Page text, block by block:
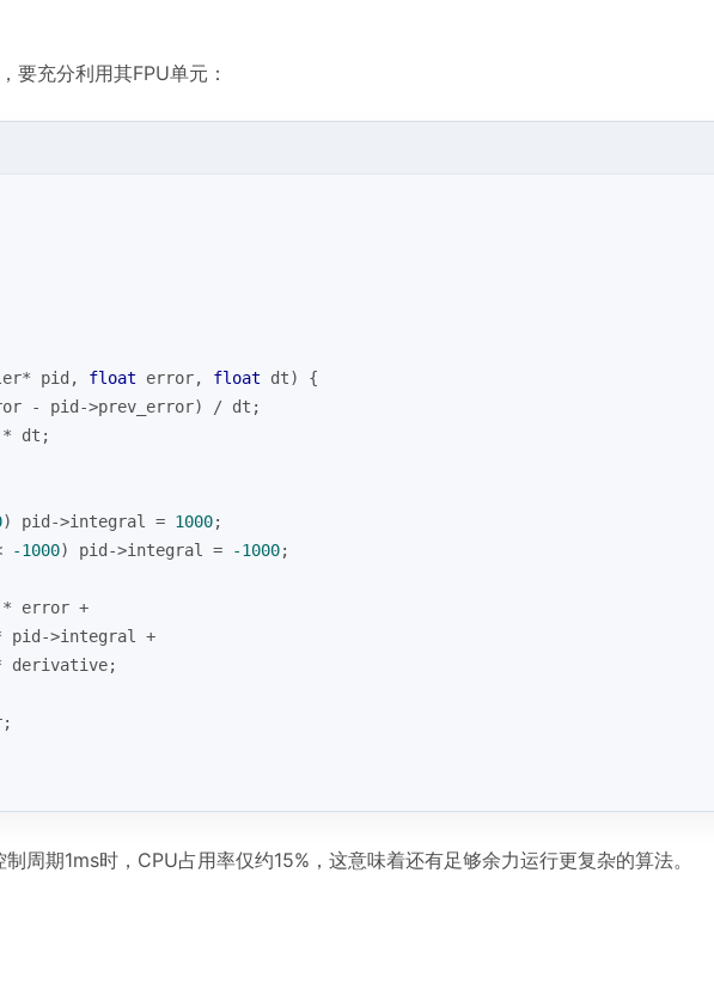
要充分利用其FPU单元：
pid, float error, float dt)
{
- pid->prev_error) / dt;
dt;
) pid->integral = 1000;
-1000) pid->integral = -1000;
* error +
pid->integral +
derivative;
周期1ms时，CPU占用率仅约15%，这意味着还有足够余力运行更复杂的算法。